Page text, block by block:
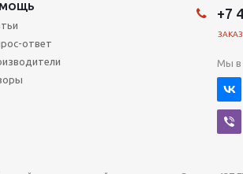
ответ
+7
Мы в